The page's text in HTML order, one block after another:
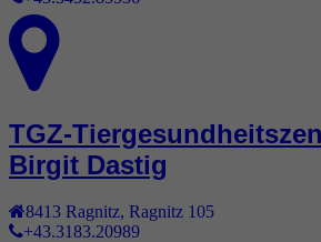
TGZ-
Birgit Dastig
8413 Ragnitz, Ragnitz 105
+43.3183.20989